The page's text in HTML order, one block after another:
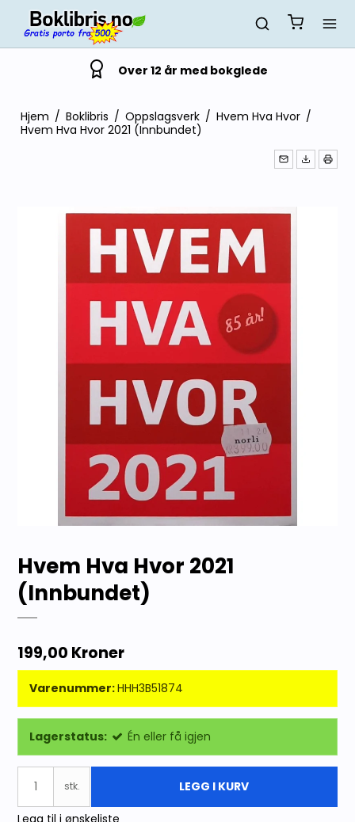
Over 12 år med bokglede
Hjem / Boklibris / Oppslagsverk / Hvem Hva Hvor /
Hvem Hva Hvor 2021 (Innbundet)
Hvem Hva Hvor 2021
(Innbundet)
199,00 Kroner
Varenummer:HHH3B51874
Lagerstatus: Én eller få igjen
stk. LEGG I KURV